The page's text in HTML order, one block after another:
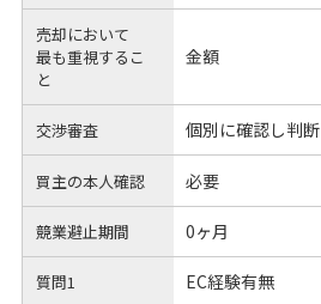
売却において
最も重視するこ
と
金額
交渉審査 個別に確認し判断
買主の本人確認 必要
競業避止期間 0ヶ月
質問1 EC経験有無